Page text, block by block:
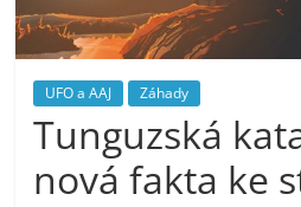
UFO a AAJ Záhady
Tunguzská
nová fakta ke